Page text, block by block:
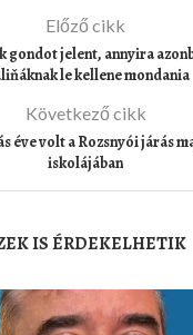
Előző cikk
gondot jelent, annyira
le kellene mondania
Következő cikk
éve volt a Rozsnyói járás
iskolájában
IS ÉRDEKELHETIK